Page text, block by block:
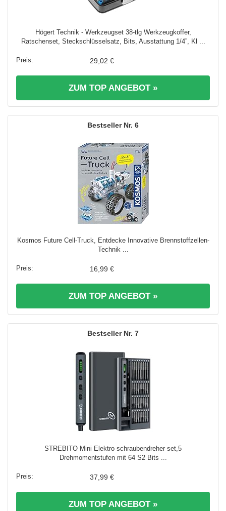
Högert Technik - Werkzeugset 38-tlg Werkzeugkoffer,
Ratschenset, Steckschlüsselsatz, Bits, Ausstattung 1/4”, Kl ...
29,02 €
ZUM TOP ANGEBOT »
6
Kosmos Future Cell-Truck, Entdecke Innovative Brennstoffzellen-
Technik ...
16,99 €
ZUM TOP ANGEBOT »
7
STREBITO Mini Elektro schraubendreher set,5
Drehmomentstufen mit 64 S2 Bits ...
37,99 €
ZUM TOP ANGEBOT »